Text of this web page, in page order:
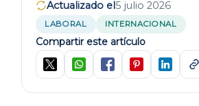
Actualizado el5 julio 2026
LABORAL INTERNACIONAL
Compartir este artículo